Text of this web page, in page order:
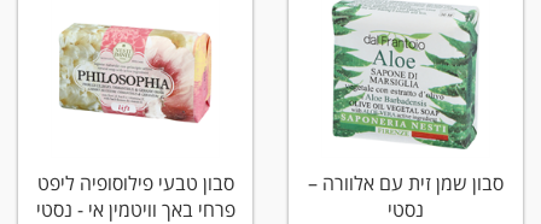
סבון שמן זית עם אלוורה –
נסטי
סבון טבעי פילוסופיה ליפט
פרחי באך וויטמין אי - נסטי